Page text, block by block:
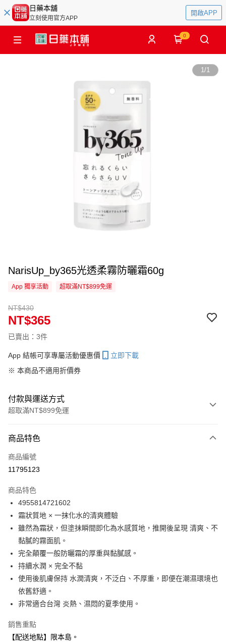
日藥本舖
立刻使用官方APP
開啟APP
0
1/1
NarisUp_by365光透柔霧防曬霜60g
App 獨享活動 超取滿NT$899免運
NT$430
NT$365
已賣出：3件
App 結帳可享專屬活動優惠價
立即下載
※ 本商品不適用折價券
付款與運送方式
超取滿NT$899免運
信用卡一次付款
信用卡分期付款
合作金庫商業銀行
華南商業銀行
上海商業儲蓄銀行
國泰世華商業銀行
兆豐國際商業銀行
臺灣中小企業銀行
匯豐（台灣）商業銀行
華泰商業銀行
聯邦商業銀行
遠東國際商業銀行
元大商業銀行
玉山商業銀行
星展（台灣）商業銀行
台新國際商業銀行
台灣樂天信用卡公司
LINE Pay
Apple Pay
街口支付
Google Pay
大哥付你分期
相關說明
商品特色
商品編號
11795123
商品特色
4955814721602
霜狀質地 × 一抹化水的清爽體驗
雖然為霜狀，但塗抹瞬間即化為水感質地，推開後呈現 清爽、不
黏膩的霧面肌。
完全顛覆一般防曬霜的厚重與黏膩感。
持續水潤 × 完全不黏
使用後肌膚保持 水潤清爽，不泛白、不厚重，即便在潮濕環境也
依舊舒適。
非常適合台灣 炎熱、濕悶的夏季使用。
銷售重點
【配送地點】限本島。